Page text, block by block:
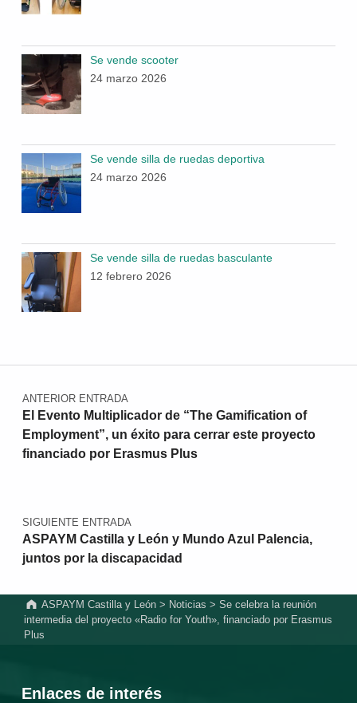
Se vende scooter
24 marzo 2026
Se vende silla de ruedas deportiva
24 marzo 2026
Se vende silla de ruedas basculante
12 febrero 2026
Navegación de entradas
ANTERIOR ENTRADA
El Evento Multiplicador de “The Gamification of
Employment”, un éxito para cerrar este proyecto
financiado por Erasmus Plus
SIGUIENTE ENTRADA
ASPAYM Castilla y León y Mundo Azul Palencia,
juntos por la discapacidad
ASPAYM Castilla y León > Noticias >Se celebra la reunión
intermedia del proyecto «Radio for Youth», financiado por Erasmus
Plus
Enlaces de interés